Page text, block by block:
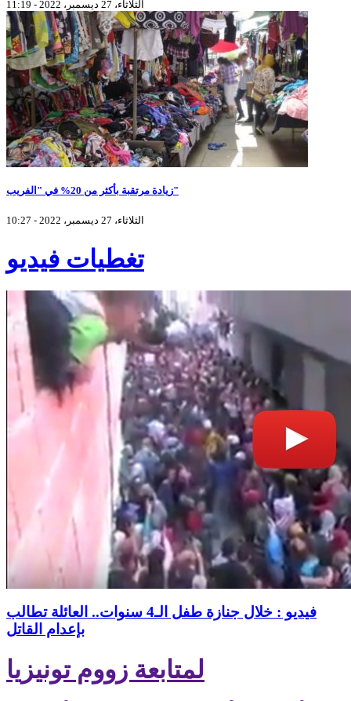
الثلاثاء، 27 ديسمبر، 2022 - 11:19
زيادة مرتقبة بأكثر من 20% في "الفريب"
الثلاثاء، 27 ديسمبر، 2022 - 10:27
تغطيات فيديو
فيديو : خلال جنازة طفل الـ4 سنوات.. العائلة تطالب
بإعدام القاتل
لمتابعة زووم تونيزيا